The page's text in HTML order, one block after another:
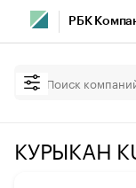
РБК
КУРЫКАН